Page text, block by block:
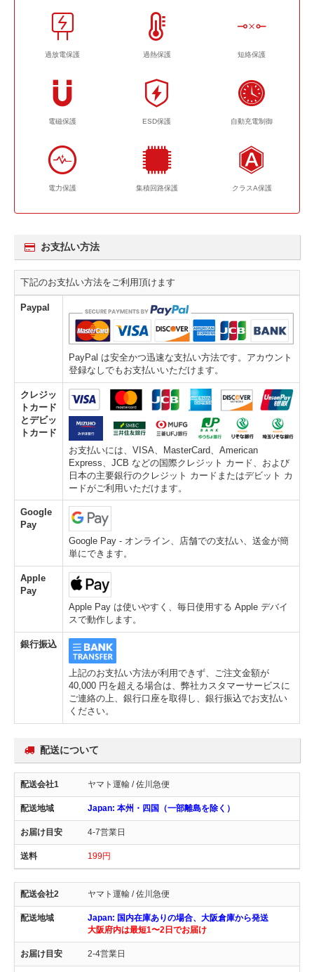
過放電保護 過熱保護 短絡保護
電磁保護 ESD保護 自動充電制御
電力保護 集積回路保護 クラスA保護
お支払い方法
下記のお支払い方法をご利用頂けます
Paypal
PayPal は安全かつ迅速な支払い方法です。アカウント
登録なしでもお支払いいただけます。
クレジッ
トカード
とデビッ
トカード
お支払いには、VISA、MasterCard、American
Express、JCB などの国際クレジット カード、および
日本の主要銀行のクレジット カードまたはデビット カ
ードがご利用いただけます。
Google
Pay
Google Pay - オンライン、店舗での支払い、送金が簡
単にできます。
Apple
Pay
Apple Pay は使いやすく、毎日使用する Apple デバイ
スで動作します。
銀行振込
上記のお支払い方法が利用できず、ご注文金額が
40,000 円を超える場合は、弊社カスタマーサービスに
ご連絡の上、銀行口座を取得し、銀行振込でお支払い
ください。
配送について
ヤマト運輸 / 佐川急便
Japan: 本州・四国（一部離島を除く）
4-7営業日
199円
ヤマト運輸 / 佐川急便
Japan: 国内在庫ありの場合、大阪倉庫から発送
大阪府内は最短1〜2日でお届け
2-4営業日